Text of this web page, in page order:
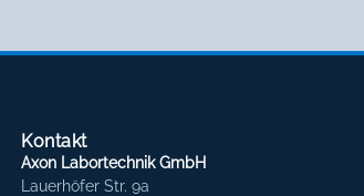
Kontakt
Axon Labortechnik GmbH
Lauerhöfer Str. 9a